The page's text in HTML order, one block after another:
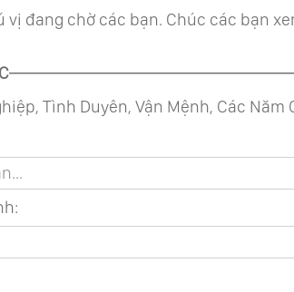
vị đang chờ các bạn. Chúc các bạn
Tình Duyên, Vận Mệnh, Các Năm